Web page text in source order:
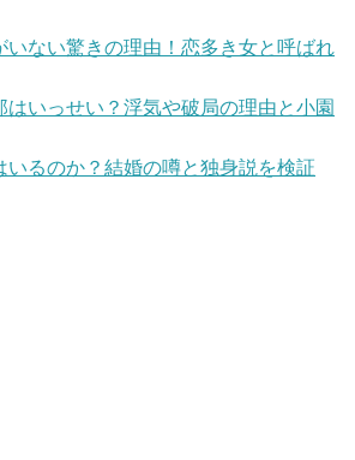
いない驚きの理由！恋多き女と呼ばれ
はいっせい？浮気や破局の理由と小園
いるのか？結婚の噂と独身説を検証